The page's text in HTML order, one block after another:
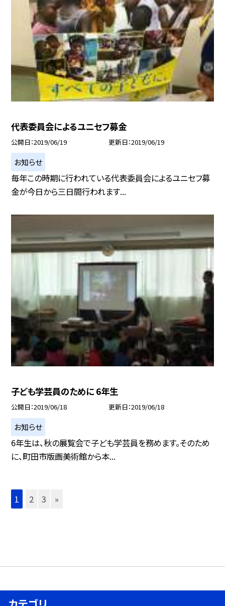
代表委員会によるユニセフ募金
公開日 2019/06/19 更新日 2019/06/19
お知らせ
毎年この時期に行われている代表委員会によるユニセフ募
金が今日から三日間行われます...
子ども学芸員のために 6年生
公開日 2019/06/18 更新日 2019/06/18
お知らせ
6年生は、秋の展覧会で子ども学芸員を務めます。そのため
に、町田市版画美術館から本...
1 2 3 »